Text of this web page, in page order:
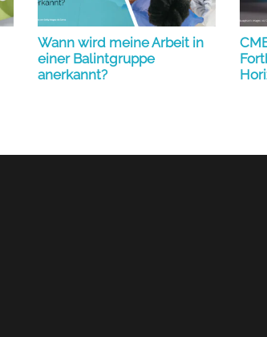
Wann wird meine Arbeit in
einer Balintgruppe
anerkannt?